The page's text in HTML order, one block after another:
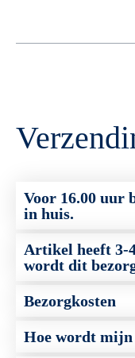
Voor 16.00 uur
in huis.
Artikel heeft 3-
wordt dit
Bezorgkosten
Hoe wordt mijn